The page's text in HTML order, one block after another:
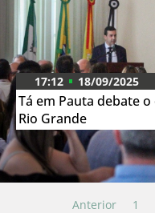
Tá em Pauta debate
Rio Grande
17:12 18/09/2025
Anterior 1